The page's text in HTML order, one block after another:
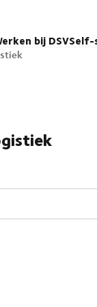
bij DSVSelf-